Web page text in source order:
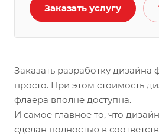
Заказать услугу
Заказать разработку дизайна
просто. При этом стоимость
флаера вполне доступна.
И самое главное то, что
сделан полностью в